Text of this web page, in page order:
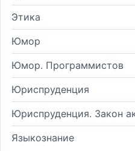
Этика
Юмор
Юмор. Программистов
Юриспруденция
Юриспруденция. Закон
Языкознание